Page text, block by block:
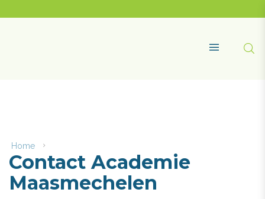
content
Home
Academie
Maasmechelen
Contact Academie
Maasmechelen